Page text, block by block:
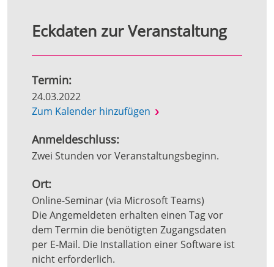
Eckdaten zur Veranstaltung
Termin:
24.03.2022
Zum Kalender hinzufügen
Anmeldeschluss:
Zwei Stunden vor Veranstaltungsbeginn.
Ort:
Online-Seminar (via Microsoft Teams)
Die Angemeldeten erhalten einen Tag vor
dem Termin die benötigten Zugangsdaten
per E-Mail. Die Installation einer Software ist
nicht erforderlich.